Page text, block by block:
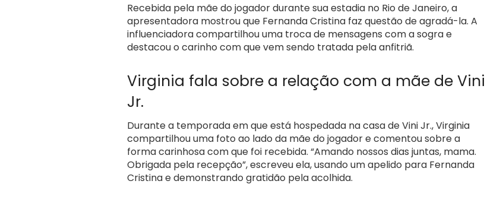
Recebida pela mãe do jogador durante sua estadia no Rio de Janeiro, a
apresentadora mostrou que Fernanda Cristina faz questão de agradá-la. A
influenciadora compartilhou uma troca de mensagens com a sogra e
destacou o carinho com que vem sendo tratada pela anfitriã.
Virginia fala sobre a relação com a mãe de Vini
Jr.
Durante a temporada em que está hospedada na casa de Vini Jr., Virginia
compartilhou uma foto ao lado da mãe do jogador e comentou sobre a
forma carinhosa com que foi recebida. “Amando nossos dias juntas, mama.
Obrigada pela recepção”, escreveu ela, usando um apelido para Fernanda
Cristina e demonstrando gratidão pela acolhida.